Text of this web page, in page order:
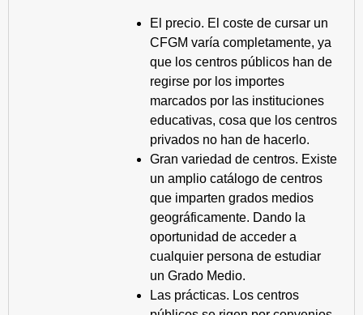
El precio. El coste de cursar un
CFGM varía completamente, ya
que los centros públicos han de
regirse por los importes
marcados por las instituciones
educativas, cosa que los centros
privados no han de hacerlo.
Gran variedad de centros. Existe
un amplio catálogo de centros
que imparten grados medios
geográficamente. Dando la
oportunidad de acceder a
cualquier persona de estudiar
un Grado Medio.
Las prácticas. Los centros